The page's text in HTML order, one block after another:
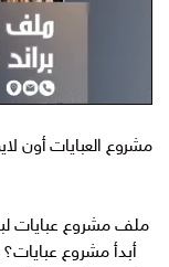
مشروع العبايات أون
ملف مشروع عبايات
أبدأ مشروع